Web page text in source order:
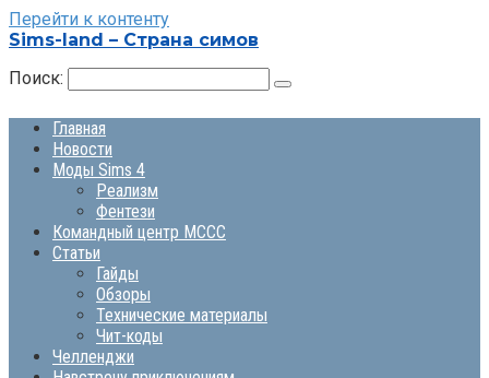
Перейти к контенту
Sims-land – Страна симов
Поиск:
Главная
Новости
Моды Sims 4
Реализм
Фентези
Командный центр MCCC
Статьи
Гайды
Обзоры
Технические материалы
Чит-коды
Челленджи